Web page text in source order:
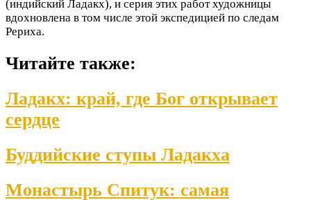
(индийский Ладакх), и серия этих работ художницы
вдохновлена в том числе этой экспедицией по следам
Рериха.
Читайте также:
Ладакх: край, где Бог открывает
сердце
Буддийские ступы Ладакха
Монастырь Спитук: самая